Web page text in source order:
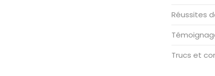
Réussites
Trucs et